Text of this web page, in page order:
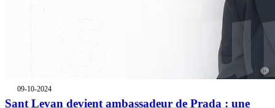
09-10-2024
Sant Levan devient ambassadeur de Prada : une